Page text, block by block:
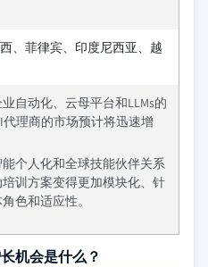
、菲律宾、印度尼西亚、越
自动化、云母平台和LLMs的
代理商的市场预计将迅速增
能个人化和全球技能伙伴关系
训方案变得更加模块化、针
色和适应性。
机会是什么？